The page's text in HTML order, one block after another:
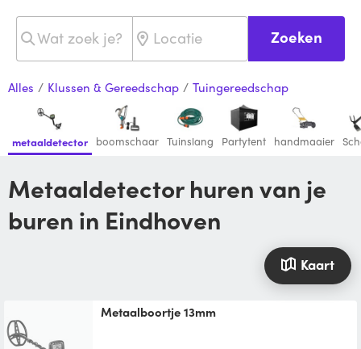
Zoeken
Alles / Klussen & Gereedschap / Tuingereedschap
metaaldetector boomschaar Tuinslang Partytent handmaaier
metaaldetector huren van je
buren in Eindhoven
Kaart
Metaalboortje 13mm